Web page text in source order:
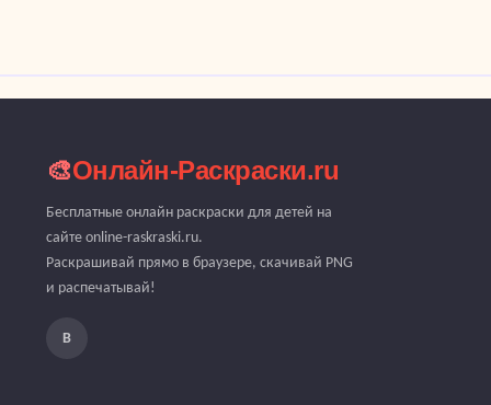
🎨Онлайн-Раскраски.ru
Бесплатные онлайн раскраски для детей на
сайте online-raskraski.ru.
Раскрашивай прямо в браузере, скачивай PNG
и распечатывай!
В